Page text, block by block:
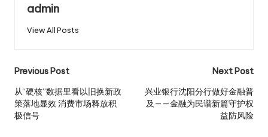
admin
View All Posts
Post
navigation
Previous Post
从“硬核”数据里看以旧换新政
策落地显效 消费市场释放积
极信号
Next Post
兴业银行沈阳分行做好金融普
及——金融为民谱新篇守护权
益防风险